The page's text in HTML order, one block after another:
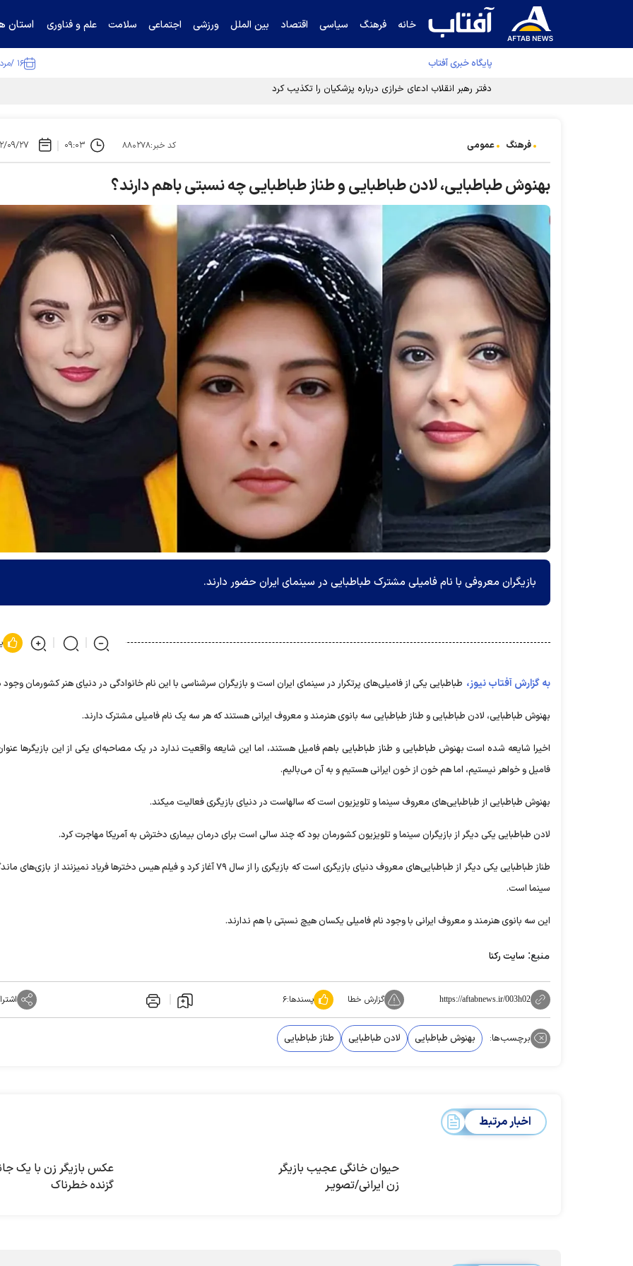
خانه فرهنگ سیاسی اقتصاد بین الملل ورزشی اجتماعی سلامت علم و فناوری استان
پایگاه خبری آفتاب ۱۶ /مرداد /۱۴۰۵
دفتر رهبر انقلاب ادعای خرازی درباره پزشکیان را تکذیب کرد
فرهنگ عمومی کد خبر:۸۸۰۲۷۸ ۰۹:۰۳ ۱۴۰۲/
بهنوش طباطبایی، لادن طباطبایی و طناز طباطبایی چه نسبتی باهم دارند؟
بازیگران معروفی با نام فامیلی مشترک طباطبایی در سینمای ایران حضور دارند.
به گزارش آفتاب نیوز، طباطبایی یکی از فامیلی‌های پرتکرار در سینمای ایران است و بازیگران سرشناسی با این نام خانوادگی در دنیای هنر کشورمان وجود
بهنوش طباطبایی، لادن طباطبایی و طناز طباطبایی سه بانوی هنرمند و معروف ایرانی هستند که هر سه یک نام فامیلی مشترک دارند.
اخیرا شایعه شده است بهنوش طباطبایی و طناز طباطبایی باهم فامیل هستند، اما این شایعه واقعیت ندارد در یک مصاحبه‌ای یکی از این بازیگر‌ها
فامیل و خواهر نیستیم، اما هم خون از خون ایرانی هستیم و به آن می‌بالیم.
بهنوش طباطبایی از طباطبایی‌های معروف سینما و تلویزیون است که سالهاست در دنیای بازیگری فعالیت میکند.
لادن طباطبایی یکی دیگر از بازیگران سینما و تلویزیون کشورمان بود که چند سالی است برای درمان بیماری دخترش به آمریکا مهاجرت کرد.
طناز طباطبایی یکی دیگر از طباطبایی‌های معروف دنیای بازیگری است که بازیگری را از سال ۷۹ آغاز کرد و فیلم هیس دختر‌ها فریاد نمیزنند از
سینما است.
این سه بانوی هنرمند و معروف ایرانی با وجود نام فامیلی یکسان هیچ نسبتی با هم ندارند.
منبع: سایت رکنا
https://aftabnews.ir/003h02 گزارش خطا پسندها:۶
برچسب‌ها: بهنوش طباطبایی لادن طباطبایی طناز طباطبایی
اخبار مرتبط
حیوان خانگی عجیب بازیگر
زن ایرانی/تصویـر
عکس بازیگر زن با یک
گزنده خطرناک